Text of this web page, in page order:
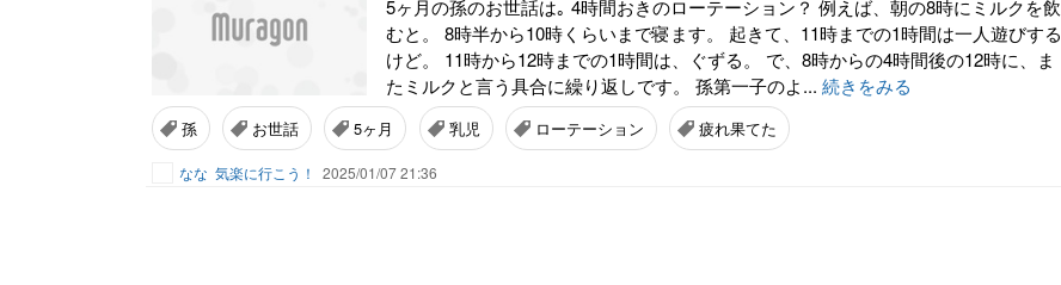
5ヶ月の孫のお世話は｡ 4時間おきのローテーション？ 例えば、朝の8時にミルクを飲
むと。 8時半から10時くらいまで寝ます。 起きて、11時までの1時間は一人遊びする
けど。 11時から12時までの1時間は、ぐずる。 で、8時からの4時間後の12時に、ま
たミルクと言う具合に繰り返しです。 孫第一子のよ... 続きをみる
孫 お世話 5ヶ月 乳児 ローテーション 疲れ果てた
なな 気楽に行こう！ 2025/01/07 21:36